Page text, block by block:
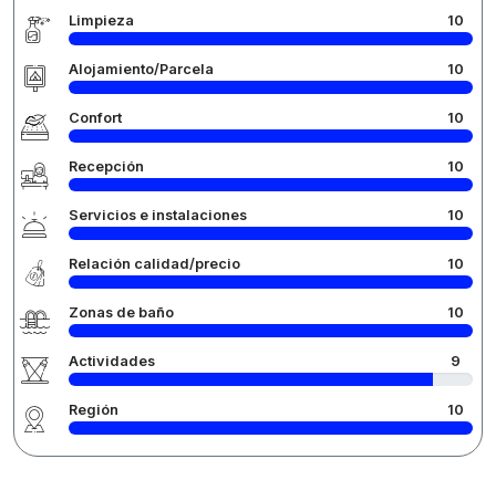
Limpieza 10
Alojamiento/Parcela 10
Confort 10
Recepción 10
Servicios e instalaciones 10
Relación calidad/precio 10
Zonas de baño 10
Actividades 9
Región 10